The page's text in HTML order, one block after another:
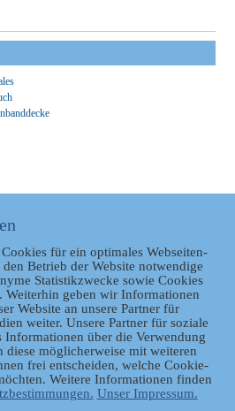
Link zum Bayerischen
Landtag
für ein optimales Webseiten-
Betrieb der Website notwendige
Statistikzwecke sowie Cookies
geben wir Informationen
Website an unsere Partner für
weiter. Unsere Partner für soziale
Informationen über die Verwendung
diese möglicherweise mit weiteren
frei entscheiden, welche Cookie-
Weitere Informationen finden
Unser Impressum.